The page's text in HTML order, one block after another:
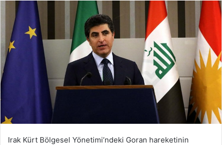
Irak Kürt Bölgesel Yönetimi’ndeki Goran hareketinin